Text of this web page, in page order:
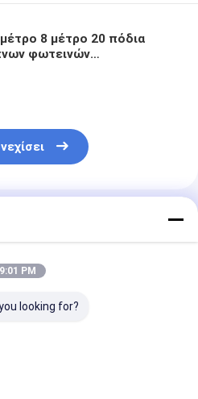
8 μέτρο 20 πόδια
φωτεινών
9:01 PM
looking for?